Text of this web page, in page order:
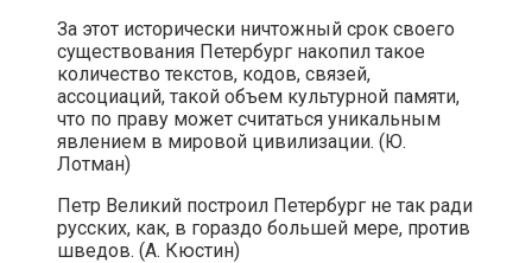
За этот исторически ничтожный срок своего
существования Петербург накопил такое
количество текстов, кодов, связей,
ассоциаций, такой объем культурной памяти,
что по праву может считаться уникальным
явлением в мировой цивилизации. (Ю.
Лотман)
Петр Великий построил Петербург не так ради
русских, как, в гораздо большей мере, против
шведов. (А. Кюстин)